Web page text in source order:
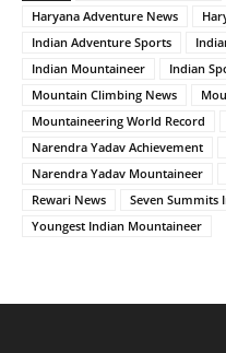
Haryana Adventure News
Indian Adventure Sports
Indian Mountaineer
Indian
Mountain Climbing News
Mountaineering World Record
Narendra Yadav Achievement
Narendra Yadav Mountaineer
Rewari News
Seven Summits
Youngest Indian Mountaineer